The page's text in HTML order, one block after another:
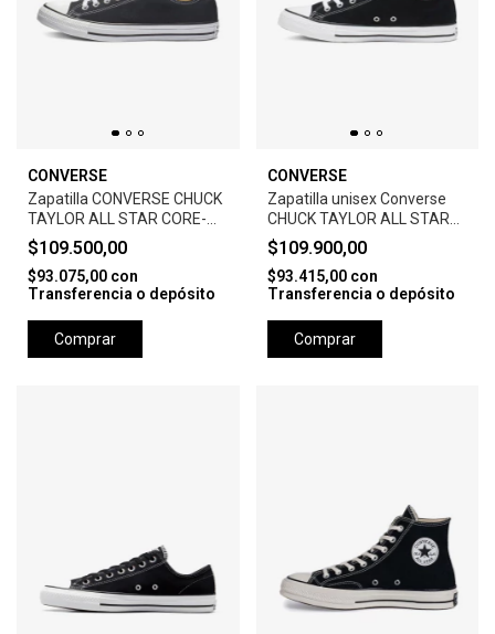
CONVERSE
Zapatilla CONVERSE CHUCK
TAYLOR ALL STAR CORE-
BLACK
$109.500,00
$93.075,00 con
Transferencia o depósito
Comprar
CONVERSE
Zapatilla unisex Converse
CHUCK TAYLOR ALL STAR
CORE HI -BLACK
$109.900,00
$93.415,00 con
Transferencia o depósito
Comprar